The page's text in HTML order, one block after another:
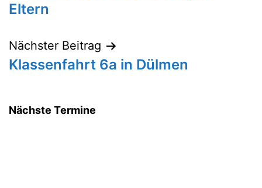
Eltern
Nächster Beitrag
Klassenfahrt 6a in Dülmen
Nächste Termine